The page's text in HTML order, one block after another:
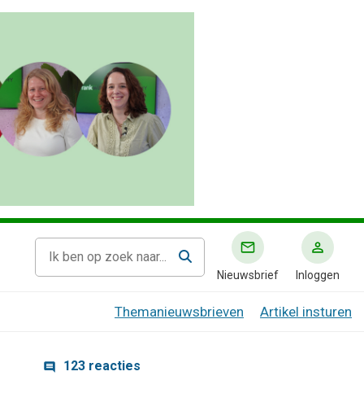
Nieuwsbrief Inloggen
Themanieuwsbrieven Artikel insturen
123 reacties